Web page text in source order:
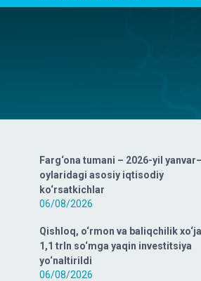
Farg‘ona tumani – 2026-yil
oylaridagi asosiy iqtisodiy
ko‘rsatkichlar
06/08/2026
Qishloq, o‘rmon va baliqchilik
1,1 trln so‘mga yaqin investitsiya
yo‘naltirildi
06/08/2026